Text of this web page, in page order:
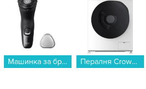
Машинка за бръснене Philips X3051/00... Пералня Crown CWM7140W , 1400 об./мин., 7.00 kg, A...